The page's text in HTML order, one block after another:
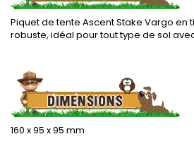
Piquet de tente Ascent Stake Vargo en
robuste, idéal pour tout type de sol
.
160 x 95 x 95 mm
.